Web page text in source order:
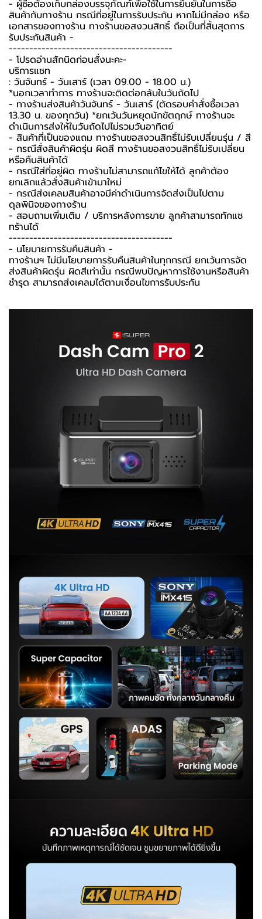
-️ ผู้ซื้อต้องเก็บกล่องบรรจุภัณฑ์เพื่อใช้ในการยืนยันในการซื้อ
สินค้ากับทางร้าน กรณีที่อยู่ในการรับประกัน หากไม่มีกล่อง หรือ
เอกสารของทางร้าน ทางร้านขอสงวนสิทธิ์ ถือเป็นที่สิ้นสุดการ
รับประกันสินค้า -️
----------------------------------------
-️ โปรดอ่านสักนิดก่อนสั่งนะคะ-️
บริการแชท
: วันจันทร์ - วันเสาร์ (เวลา 09.00 - 18.00 น.)
*นอกเวลาทำการ ทางร้านจะติดต่อกลับในวันถัดไป
- ทางร้านส่งสินค้าวันจันทร์ - วันเสาร์ (ตัดรอบคำสั่งซื้อเวลา
13.30 น. ของทุกวัน) *ยกเว้นวันหยุดนักขัตฤกษ์ ทางร้านจะ
ดำเนินการส่งให้ในวันถัดไปไม่รวมวันอาทิตย์
- สินค้าที่เป็นของแถม ทางร้านขอสงวนสิทธิ์ไม่รับเปลี่ยนรุ่น / สี
- กรณีสั่งสินค้าผิดรุ่น ผิดสี ทางร้านขอสงวนสิทธิ์ไม่รับเปลี่ยน
หรือคืนสินค้าได้
- กรณีใส่ที่อยู่ผิด ทางร้านไม่สามารถแก้ไขให้ได้ ลูกค้าต้อง
ยกเลิกแล้วสั่งสินค้าเข้ามาใหม่
- กรณีส่งเคลมสินค้าอาจมีค่าดำเนินการจัดส่งเป็นไปตาม
ดุลพินิจของทางร้าน
- สอบถามเพิ่มเติม / บริการหลังการขาย ลูกค้าสามารถทักแช
ทร้านได้
----------------------------------------
-️ นโยบายการรับคืนสินค้า -️
ทางร้านฯ ไม่มีนโยบายการรับคืนสินค้าในทุกกรณี ยกเว้นการจัด
ส่งสินค้าผิดรุ่น ผิดสีเท่านั้น กรณีพบปัญหาการใช้งานหรือสินค้า
ชำรุด สามารถส่งเคลมได้ตามเงื่อนไขการรับประกัน